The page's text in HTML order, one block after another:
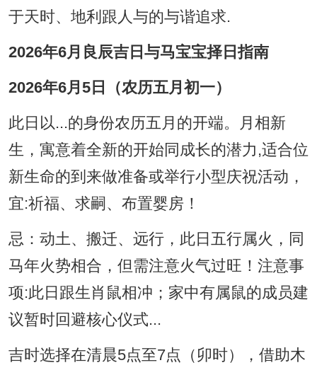
于天时、地利跟人与的与谐追求.
2026年6月良辰吉日与马宝宝择日指南
2026年6月5日（农历五月初一）
此日以...的身份农历五月的开端。月相新
生，寓意着全新的开始同成长的潜力,适合位
新生命的到来做准备或举行小型庆祝活动，
宜:祈福、求嗣、布置婴房！
忌：动土、搬迁、远行，此日五行属火，同
马年火势相合，但需注意火气过旺！注意事
项:此日跟生肖鼠相冲；家中有属鼠的成员建
议暂时回避核心仪式...
吉时选择在清晨5点至7点（卯时），借助木